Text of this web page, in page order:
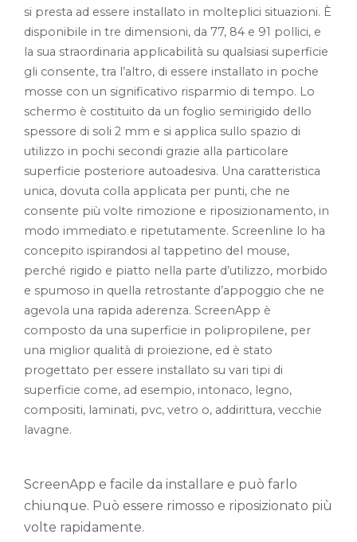
si presta ad essere installato in molteplici situazioni. È
disponibile in tre dimensioni, da 77, 84 e 91 pollici, e
la sua straordinaria applicabilità su qualsiasi superficie
gli consente, tra l’altro, di essere installato in poche
mosse con un significativo risparmio di tempo. Lo
schermo è costituito da un foglio semirigido dello
spessore di soli 2 mm e si applica sullo spazio di
utilizzo in pochi secondi grazie alla particolare
superficie posteriore autoadesiva. Una caratteristica
unica, dovuta colla applicata per punti, che ne
consente più volte rimozione e riposizionamento, in
modo immediato e ripetutamente. Screenline lo ha
concepito ispirandosi al tappetino del mouse,
perché rigido e piatto nella parte d’utilizzo, morbido
e spumoso in quella retrostante d’appoggio che ne
agevola una rapida aderenza. ScreenApp è
composto da una superficie in polipropilene, per
una miglior qualità di proiezione, ed è stato
progettato per essere installato su vari tipi di
superficie come, ad esempio, intonaco, legno,
compositi, laminati, pvc, vetro o, addirittura, vecchie
lavagne.
ScreenApp e facile da installare e può farlo
chiunque. Può essere rimosso e riposizionato più
volte rapidamente.